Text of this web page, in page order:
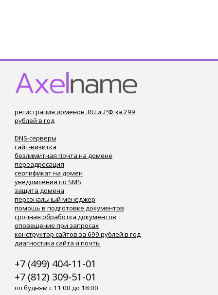
регистрация доменов .RU и .РФ за 299
рублей в год
DNS-серверы
сайт-визитка
безлимитная почта на домене
переадресация
сертификат на домен
уведомления по SMS
защита домена
персональный менеджер
помощь в подготовке документов
срочная обработка документов
оповещение при запросах
конструктор сайтов за 699 рублей в год
диагностика сайта и почты
+7 (499) 404-11-01
+7 (812) 309-51-01
по будням с 11:00 до 18:00